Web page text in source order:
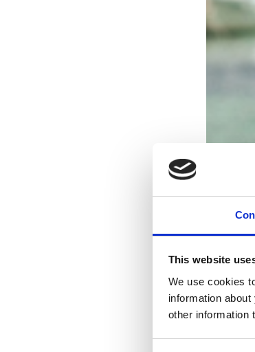
This website
We use cookies
information
other information